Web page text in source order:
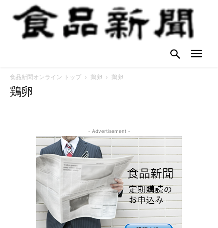
食品新聞オンライン トップ 鶏卵 鶏卵
鶏卵
- Advertisement -